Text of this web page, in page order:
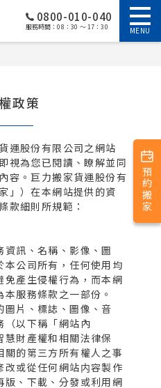
預約搬家
0800-010-040
服務時間：08：30 ～ 17：30 MENU
政策
運股份有限公司之網站
視為您已閱讀、瞭解並同
容。巨力搬家貨運股份有
」）在本網站提供的資
款細則所規範：
訊、名稱、影像、圖
本公司所有，任何使用均
免產生侵權行為，而本網
服務條款之一部份。
圖片、標誌、圖像、音
（以下稱「網站內
財產權和相關法律保
關的第三方所有權人之事
改或從任何網站内容製作
版、下載、分發或利用網